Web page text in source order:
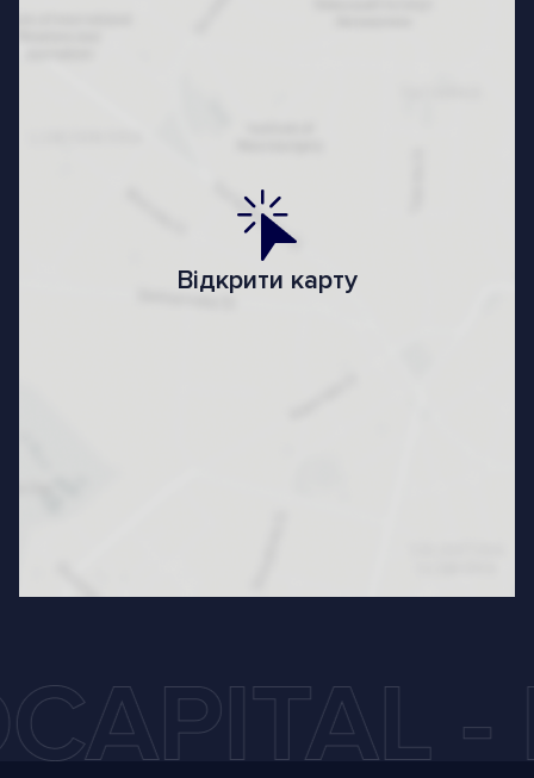
Відкрити карту